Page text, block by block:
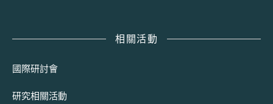
相關活動
國際研討會
研究相關活動